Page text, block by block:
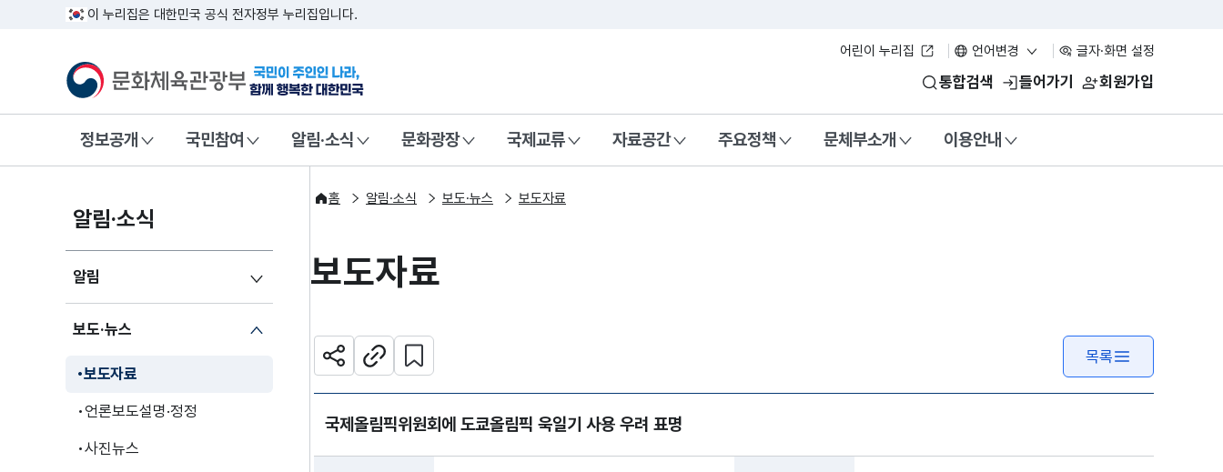
이 누리집은 대한민국 공식 전자정부 누리집입니다.
어린이 누리집 언어변경 글자·화면 설정
문화체육관광부국민이 주인인 나라, 함께 행복한 대한민국 통합검색 들어가기 회원가입
정보공개 국민참여 알림·소식 문화광장 국제교류 자료공간 주요정책 문체부소개 이용안내
알림·소식
알림
보도·뉴스
보도자료
언론보도설명·정정
사진뉴스
홈 알림·소식 보도·뉴스 보도자료
보도자료
공유하기주소복사
관심 콘텐츠 설정하기
목록
국제올림픽위원회에 도쿄올림픽 욱일기 사용 우려 표명